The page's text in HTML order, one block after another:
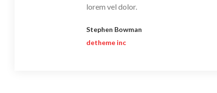
lorem vel dolor.
Stephen Bowman
detheme inc